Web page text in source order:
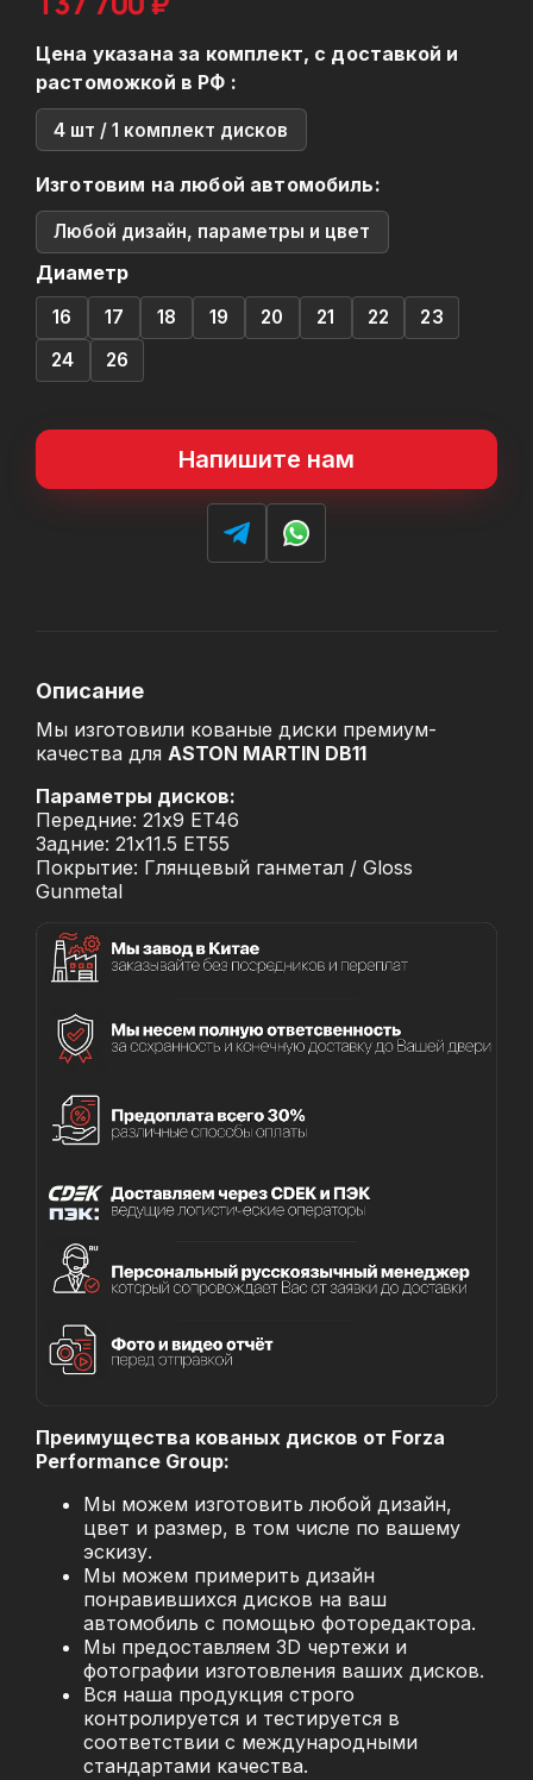
Цена указана за комплект, с доставкой и
растоможкой в РФ :
4 шт / 1 комплект дисков
Изготовим на любой автомобиль:
Любой дизайн, параметры и цвет
Диаметр
16 17 18 19 20 21 22
23
24
26
Напишите нам
Описание
Мы изготовили кованые диски премиум-
качества для ASTON MARTIN DB11
Параметры дисков:
Передние: 21x9 ET46
Задние: 21x11.5 ET55
Покрытие: Глянцевый ганметал / Gloss
Gunmetal
Преимущества кованых дисков от Forza
Performance Group:
Мы можем изготовить любой дизайн,
цвет и размер, в том числе по вашему
эскизу.
Мы можем примерить дизайн
понравившихся дисков на ваш
автомобиль с помощью фоторедактора.
Мы предоставляем 3D чертежи и
фотографии изготовления ваших дисков.
Вся наша продукция строго
контролируется и тестируется в
соответствии с международными
стандартами качества.